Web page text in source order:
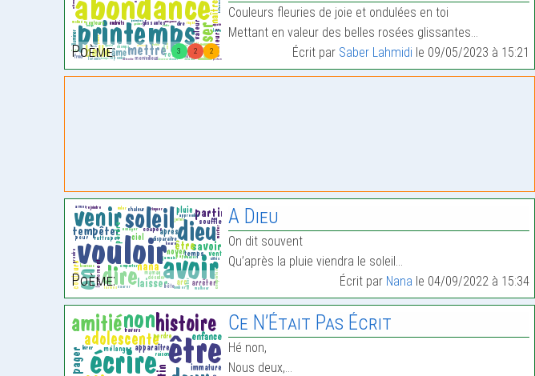
3 2 2
Poème:
Couleurs fleuries de joie et ondulées en toi
Mettant en valeur des belles rosées glissantes…
Écrit par Saber Lahmidi le 09/05/2023 à 15:21
Poème:
A Dieu
On dit souvent
Qu’après la pluie viendra le soleil…
Écrit par Nana le 04/09/2022 à 15:34
Ce N’Était Pas Écrit
Hé non,
Nous deux,…